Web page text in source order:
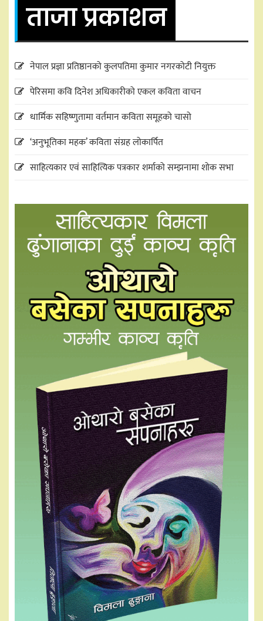
ताजा प्रकाशन
नेपाल प्रज्ञा प्रतिष्ठानको कुलपतिमा कुमार नगरकोटी नियुक्त
पेरिसमा कवि दिनेश अधिकारीको एकल कविता वाचन
धार्मिक सहिष्णुतामा वर्तमान कविता समूहको चासो
‘अनुभूतिका महक’ कविता संग्रह लोकार्पित
साहित्यकार एवं साहित्यिक पत्रकार शर्माको सम्झनामा शोक सभा